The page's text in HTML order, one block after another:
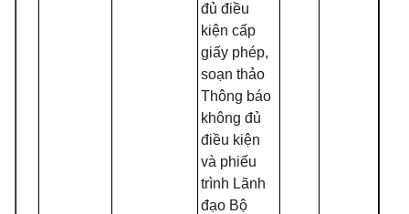
đủ điều
kiện cấp
giấy phép,
soạn thảo
Thông báo
không đủ
điều kiện
và phiếu
trình Lãnh
đạo Bộ